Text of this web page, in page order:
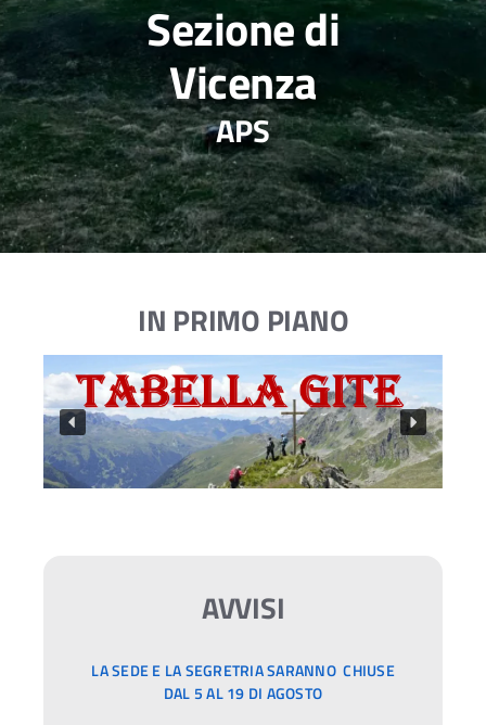
Sezione di
Vicenza
APS
IN PRIMO PIANO
AVVISI
LA SEDE E LA SEGRETRIA SARANNO CHIUSE
DAL 5 AL 19 DI AGOSTO